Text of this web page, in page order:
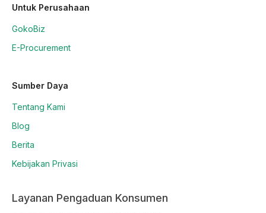
Untuk Perusahaan
GokoBiz
E-Procurement
Sumber Daya
Tentang Kami
Blog
Berita
Kebijakan Privasi
Layanan Pengaduan Konsumen